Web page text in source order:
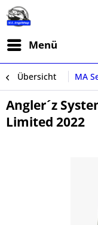
Menü
Übersicht MA
Angler´z
Limited 2022